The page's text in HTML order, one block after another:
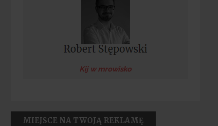
Kij w mrowisko
MIEJSCE NA TWOJĄ REKLAMĘ